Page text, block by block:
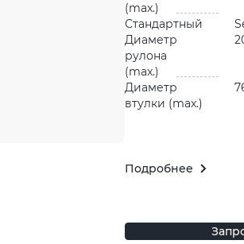
(max.)
Стандартный
Диаметр
рулона
(max.)
Диаметр
втулки (max.)
Подробнее